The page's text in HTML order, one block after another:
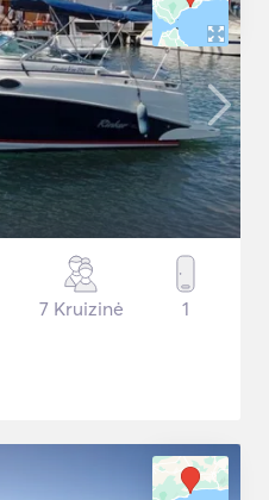
7 Kruizinė 1